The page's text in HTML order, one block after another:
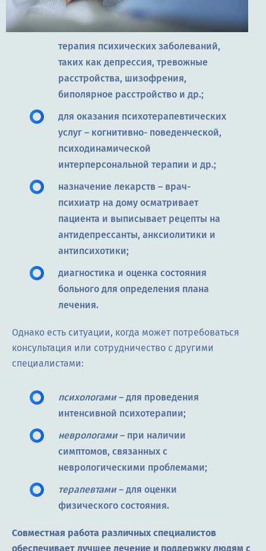
терапия психических заболеваний,
таких как депрессия, тревожные
расстройства, шизофрения,
биполярное расстройство и др.;
для оказания психотерапевтических
услуг – когнитивно- поведенческой,
психодинамической
интерперсональной терапии и др.;
назначение лекарств – врач-
психиатр на дому осматривает
пациента и выписывает рецепты на
антидепрессанты, анксиолитики и
антипсихотики;
диагностика и оценка состояния
больного для определения плана
лечения.
Однако есть ситуации, когда может потребоваться
консультация или сотрудничество с другими
специалистами:
психологами– для проведения
интенсивной психотерапии;
неврологами– при наличии
симптомов, связанных с
неврологическими проблемами;
терапевтами– для оценки
физического состояния.
Совместная работа различных специалистов
обеспечивает лучшее лечение и поддержку людям с